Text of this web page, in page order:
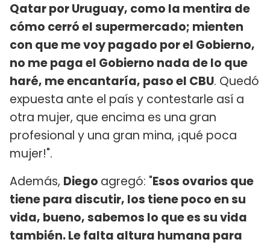
Qatar por Uruguay, como la mentira de
cómo cerró el supermercado; mienten
con que me voy pagado por el Gobierno,
no me paga el Gobierno nada de lo que
haré, me encantaría, paso el CBU. Quedó
expuesta ante el país y contestarle así a
otra mujer, que encima es una gran
profesional y una gran mina, ¡qué poca
mujer!".
Además, Diego agregó: "Esos ovarios que
tiene para discutir, los tiene poco en su
vida, bueno, sabemos lo que es su vida
también. Le falta altura humana para